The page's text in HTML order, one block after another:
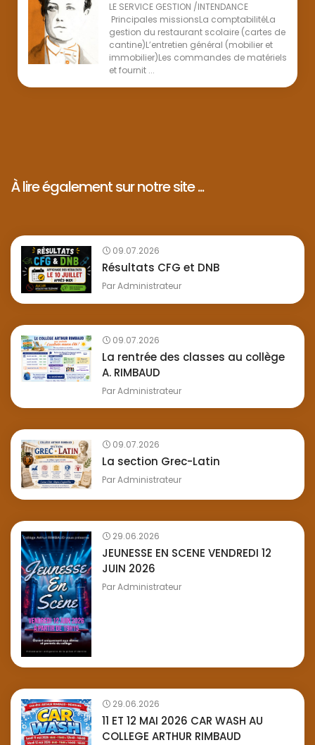
LE SERVICE GESTION /INTENDANCE
Principales missionsLa comptabilitéLa
gestion du restaurant scolaire (cartes de
cantine)L’entretien général (mobilier et
immobilier)Les commandes de matériels
et fournit ...
À lire également sur notre site ...
09.07.2026
Résultats CFG et DNB
ParAdministrateur
09.07.2026
La rentrée des classes au collège
A. RIMBAUD
ParAdministrateur
09.07.2026
La section Grec-Latin
ParAdministrateur
29.06.2026
JEUNESSE EN SCENE VENDREDI 12
JUIN 2026
ParAdministrateur
29.06.2026
11 ET 12 MAI 2026 CAR WASH AU
COLLEGE ARTHUR RIMBAUD